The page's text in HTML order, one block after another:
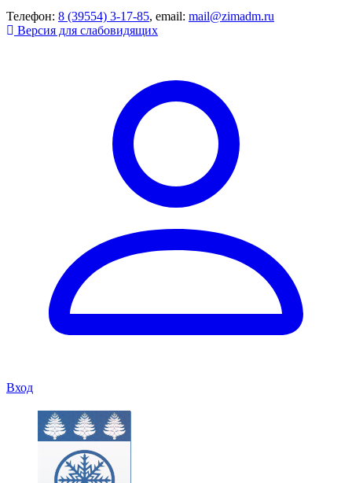
Телефон: 8 (39554) 3-17-85, email: mail@zimadm.ru
Версия для слабовидящих
Вход